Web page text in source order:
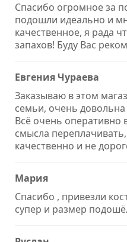
Спасибо огромное за
подошли идеально и
качественное, я рада
запахов! Буду Вас
Евгения Чураева
Заказываю в этом
семьи, очень
Всё очень оперативно
смысла
качественно и не
Мария
Спасибо , привезли
супер и размер